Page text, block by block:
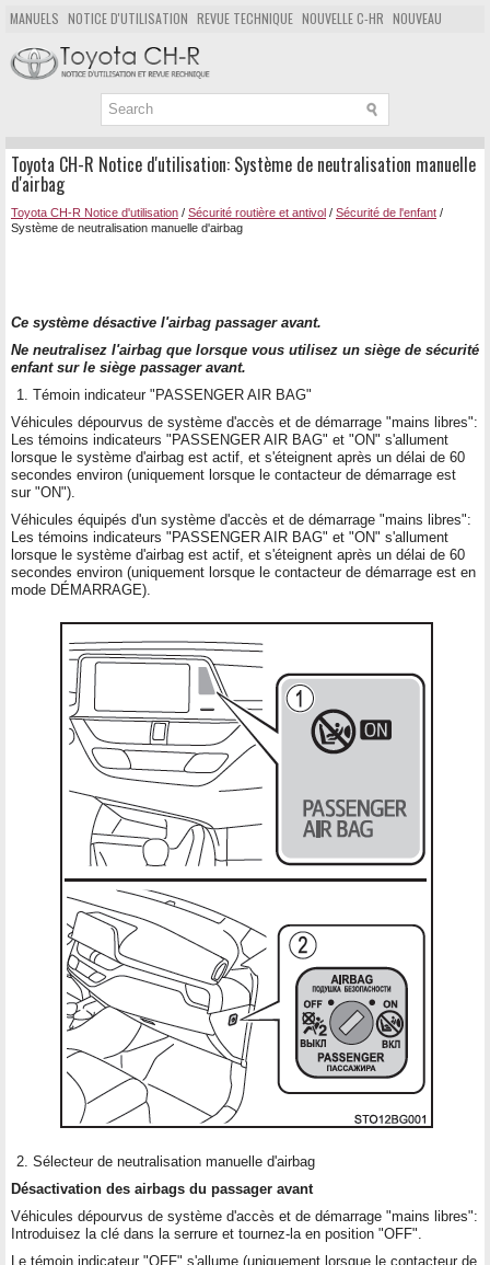
MANUELS NOTICE D'UTILISATION REVUE TECHNIQUE NOUVELLE C-HR NOUVEAU
POPULAIRE
PLAN DU SITE CHERCHER
Toyota CH-R Notice d'utilisation: Système de neutralisation manuelle
d'airbag
Toyota CH-R Notice d'utilisation / Sécurité routière et antivol / Sécurité de l'enfant /
Système de neutralisation manuelle d'airbag
Ce système désactive l'airbag passager avant.
Ne neutralisez l'airbag que lorsque vous utilisez un siège de sécurité
enfant sur le siège passager avant.
Témoin indicateur "PASSENGER AIR BAG"
Véhicules dépourvus de système d'accès et de démarrage "mains libres":
Les témoins indicateurs "PASSENGER AIR BAG" et "ON" s'allument
lorsque le système d'airbag est actif, et s'éteignent après un délai de 60
secondes environ (uniquement lorsque le contacteur de démarrage est
sur "ON").
Véhicules équipés d'un système d'accès et de démarrage "mains libres":
Les témoins indicateurs "PASSENGER AIR BAG" et "ON" s'allument
lorsque le système d'airbag est actif, et s'éteignent après un délai de 60
secondes environ (uniquement lorsque le contacteur de démarrage est en
mode DÉMARRAGE).
Sélecteur de neutralisation manuelle d'airbag
Désactivation des airbags du passager avant
Véhicules dépourvus de système d'accès et de démarrage "mains libres":
Introduisez la clé dans la serrure et tournez-la en position "OFF".
Le témoin indicateur "OFF" s'allume (uniquement lorsque le contacteur de